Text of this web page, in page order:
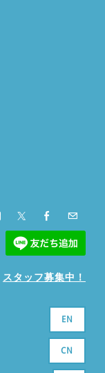
スタッフ募集中！
EN
CN